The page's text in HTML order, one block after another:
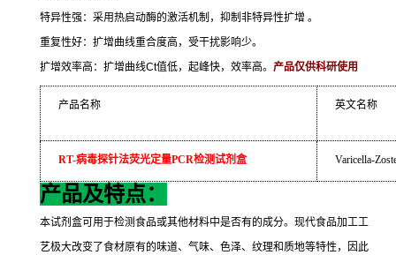
特异性强：采用热启动酶的激活机制，抑制非特异性扩增 。
重复性好：扩增曲线重合度高，受干扰影响少。
扩增效率高：扩增曲线Ct值低，起峰快，效率高。 产品仅供科研使用
产品名称 英文名称
RT-病毒探针法荧光定量PCR检测试剂盒 Varicella-
产品及特点：
本试剂盒可用于检测食品或其他材料中是否有的成分。现代食品加工工
艺极大改变了食材原有的味道、气味、色泽、纹理和质地等特性，因此